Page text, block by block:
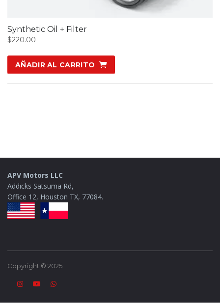
Synthetic Oil + Filter
$220.00
AÑADIR AL CARRITO
APV Motors LLC
Addicks Satsuma Rd,
Office 12, Houston TX, 77084.
Copyright © 2025